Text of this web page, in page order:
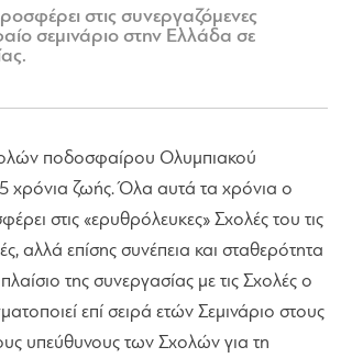
στις συνεργαζόμενες
σεμινάριο στην Ελλάδα σε
ποδοσφαίρου Ολυμπιακού
χρόνια ζωής. Όλα αυτά τα χρόνια ο
στις «ερυθρόλευκες» Σχολές του τις
αλλά επίσης συνέπεια και σταθερότητα
της συνεργασίας με τις Σχολές ο
επί σειρά ετών Σεμινάριο στους
υπεύθυνους των Σχολών για τη